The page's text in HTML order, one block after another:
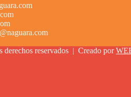
reservados | Creado por